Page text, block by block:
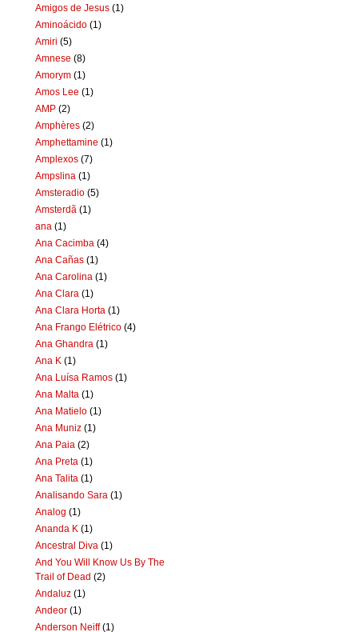
Amigos de Jesus (1)
Aminoácido (1)
Amiri (5)
Amnese (8)
Amorym (1)
Amos Lee (1)
AMP (2)
Amphères (2)
Amphettamine (1)
Amplexos (7)
Ampslina (1)
Amsteradio (5)
Amsterdã (1)
ana (1)
Ana Cacimba (4)
Ana Cañas (1)
Ana Carolina (1)
Ana Clara (1)
Ana Clara Horta (1)
Ana Frango Elétrico (4)
Ana Ghandra (1)
Ana K (1)
Ana Luísa Ramos (1)
Ana Malta (1)
Ana Matielo (1)
Ana Muniz (1)
Ana Paia (2)
Ana Preta (1)
Ana Talita (1)
Analisando Sara (1)
Analog (1)
Ananda K (1)
Ancestral Diva (1)
And You Will Know Us By The
Trail of Dead (2)
Andaluz (1)
Andeor (1)
Anderson Neiff (1)